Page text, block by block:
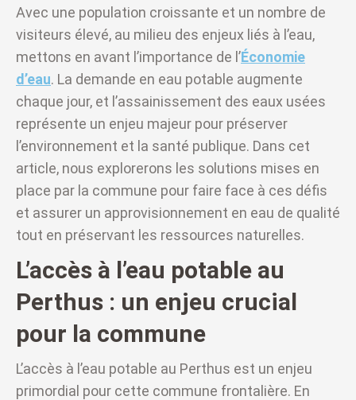
Avec une population croissante et un nombre de
visiteurs élevé, au milieu des enjeux liés à l’eau,
mettons en avant l’importance de l’Économie
d’eau. La demande en eau potable augmente
chaque jour, et l’assainissement des eaux usées
représente un enjeu majeur pour préserver
l’environnement et la santé publique. Dans cet
article, nous explorerons les solutions mises en
place par la commune pour faire face à ces défis
et assurer un approvisionnement en eau de qualité
tout en préservant les ressources naturelles.
L’accès à l’eau potable au
Perthus : un enjeu crucial
pour la commune
L’accès à l’eau potable au Perthus est un enjeu
primordial pour cette commune frontalière. En